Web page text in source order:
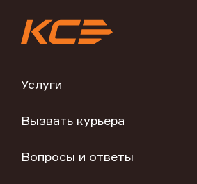
Услуги
Вызвать курьера
Вопросы и ответы